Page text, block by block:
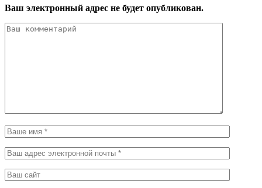
Ваш электронный адрес не будет опубликован.